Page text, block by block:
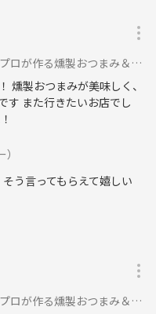
燻製カクテル交流会｜初参加・一人参加歓迎！に参加
燻製おつまみが美味しく、
す また行きたいお店でし
う言ってもらえて嬉しい
燻製カクテル交流会｜初参加・一人参加歓迎！に参加